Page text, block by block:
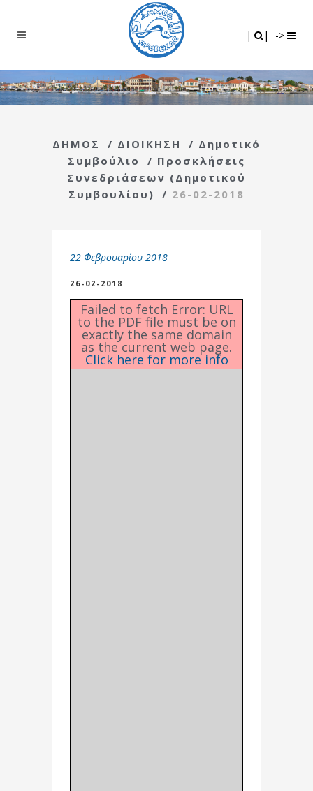
| | ->
ΔΗΜΟΣ / ΔΙΟΙΚΗΣΗ / Δημοτικό
Συμβούλιο
/ Προσκλήσεις
Συνεδριάσεων (Δημοτικού
Συμβουλίου)
/ 26-02-2018
22 Φεβρουαρίου 2018
26-02-2018
Failed to fetch Error: URL
to the PDF file must be on
exactly the same domain
as the current web page.
Click here for more info